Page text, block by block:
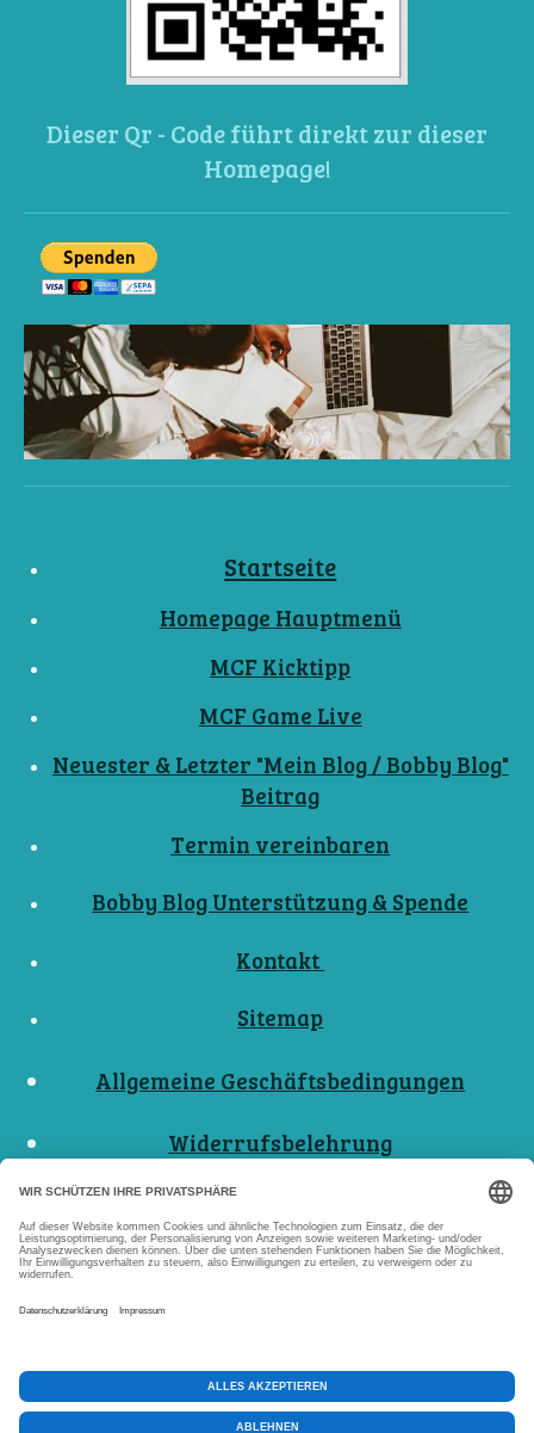
Dieser Qr - Code führt direkt zur dieser
Homepage!
Startseite
Homepage Hauptmenü
MCF Kicktipp
MCF Game Live
Neuester & Letzter "Mein Blog / Bobby Blog"
Beitrag
Termin vereinbaren
Bobby Blog Unterstützung & Spende
Kontakt
Sitemap
Allgemeine Geschäftsbedingungen
Widerrufsbelehrung
Nutzungsbedingungen
Datenschutzerklärungen
Abo Kündigen